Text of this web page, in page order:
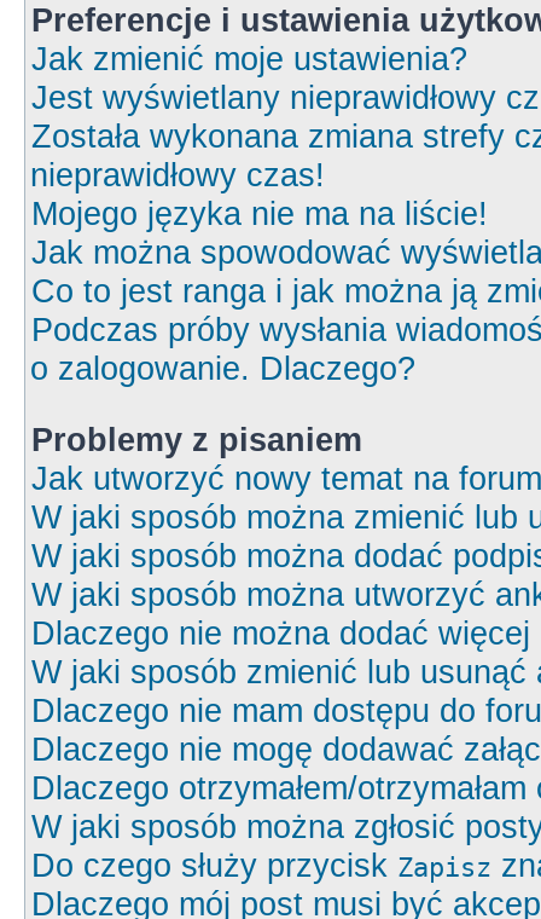
Preferencje i ustawienia
Jak zmienić moje ustawienia?
Jest wyświetlany nieprawidłowy
Została wykonana zmiana strefy
nieprawidłowy czas!
Mojego języka nie ma na liście!
Jak można spowodować
Co to jest ranga i jak można ją
Podczas próby wysłania
o zalogowanie. Dlaczego?
Problemy z pisaniem
Jak utworzyć nowy temat na
W jaki sposób można zmienić lub
W jaki sposób można dodać
W jaki sposób można utworzyć
Dlaczego nie można dodać
W jaki sposób zmienić lub usunąć
Dlaczego nie mam dostępu do
Dlaczego nie mogę dodawać
Dlaczego otrzymałem/
W jaki sposób można zgłosić
Do czego służy przycisk Zapisz
Dlaczego mój post musi być